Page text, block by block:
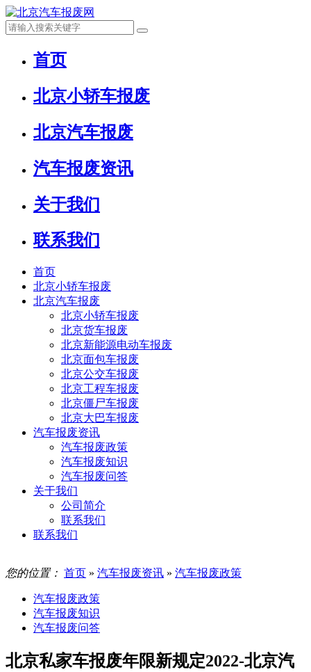
首页
北京小轿车报废
北京汽车报废
汽车报废资讯
关于我们
联系我们
首页
北京小轿车报废
北京汽车报废
北京小轿车报废
北京货车报废
北京新能源电动车报废
北京面包车报废
北京公交车报废
北京工程车报废
北京僵尸车报废
北京大巴车报废
汽车报废资讯
汽车报废政策
汽车报废知识
汽车报废问答
关于我们
公司简介
联系我们
联系我们
您的位置： 首页 » 汽车报废资讯 » 汽车报废政策
汽车报废政策
汽车报废知识
汽车报废问答
北京私家车报废年限新规定2022-北京汽